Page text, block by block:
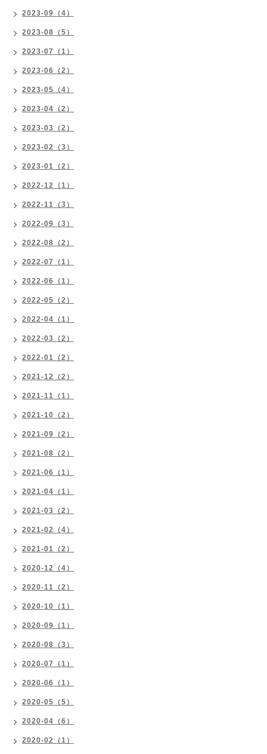
2023-09（4）
2023-08（5）
2023-07（1）
2023-06（2）
2023-05（4）
2023-04（2）
2023-03（2）
2023-02（3）
2023-01（2）
2022-12（1）
2022-11（3）
2022-09（3）
2022-08（2）
2022-07（1）
2022-06（1）
2022-05（2）
2022-04（1）
2022-03（2）
2022-01（2）
2021-12（2）
2021-11（1）
2021-10（2）
2021-09（2）
2021-08（2）
2021-06（1）
2021-04（1）
2021-03（2）
2021-02（4）
2021-01（2）
2020-12（4）
2020-11（2）
2020-10（1）
2020-09（1）
2020-08（3）
2020-07（1）
2020-06（1）
2020-05（5）
2020-04（6）
2020-02（1）